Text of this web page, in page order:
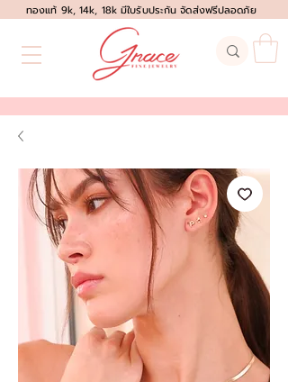
ทองแท้ 9k, 14k, 18k มีใบรับประกัน จัดส่งฟรีปลอดภัย